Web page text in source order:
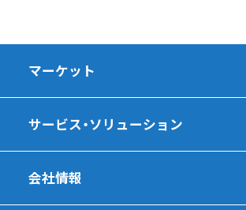
マーケット
サービス・ソリューション
会社情報